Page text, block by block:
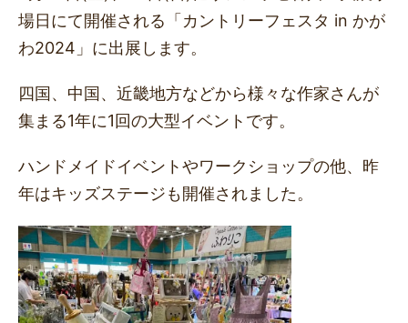
場日にて開催される「カントリーフェスタ in かが
わ2024」に出展します。
四国、中国、近畿地方などから様々な作家さんが
集まる1年に1回の大型イベントです。
ハンドメイドイベントやワークショップの他、昨
年はキッズステージも開催されました。